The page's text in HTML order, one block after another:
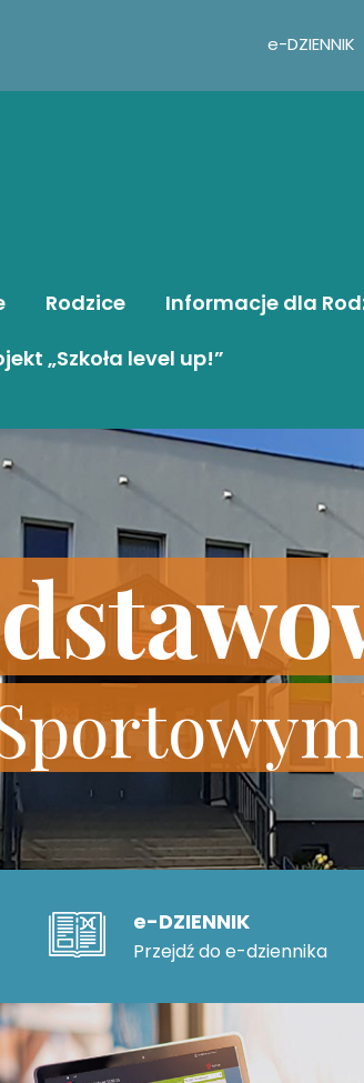
e-DZIENNIK
Rodzice Informacje dla
„Szkoła level up!”
e-DZIENNIK
Przejdź do e-dziennika